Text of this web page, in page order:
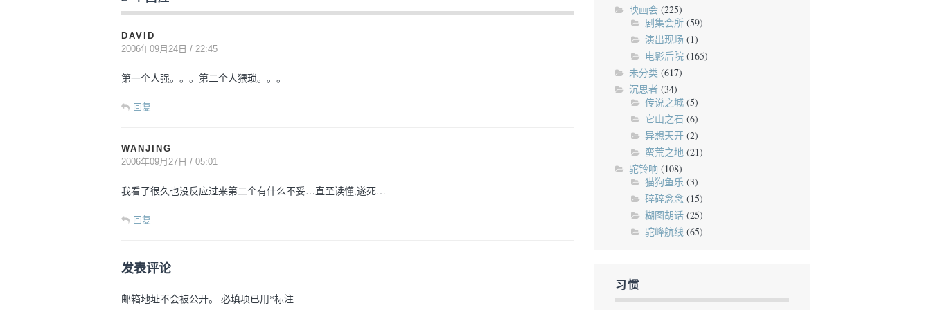
DAVID
2006年09月24日 / 22:45
第一个人强。。。第二个人猥琐。。。
回复
WANJING
2006年09月27日 / 05:01
我看了很久也没反应过来第二个有什么不妥…直至读懂,遂死…
回复
发表评论
邮箱地址不会被公开。 必填项已用*标注
映画会(225)
剧集会所(59)
演出现场 (1)
电影后院(165)
未分类 (617)
沉思者(34)
传说之城(5)
它山之石 (6)
异想天开(2)
蛮荒之地(21)
驼铃响 (108)
猫狗鱼乐 (3)
碎碎念念 (15)
糊图胡话(25)
驼峰航线 (65)
习惯